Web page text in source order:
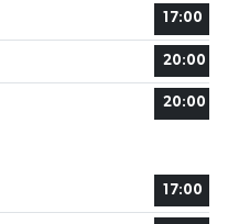
17:00
20:00
20:00
17:00